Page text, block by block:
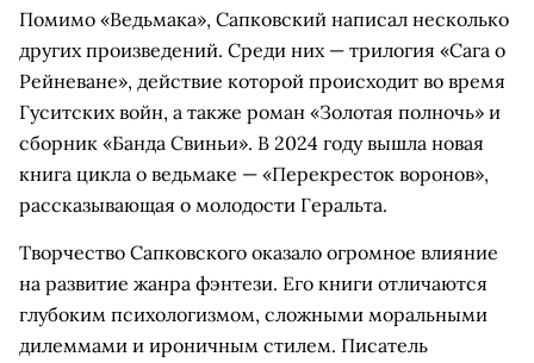
Помимо «Ведьмака», Сапковский написал несколько
других произведений. Среди них — трилогия «Сага о
Рейневане», действие которой происходит во время
Гуситских войн, а также роман «Золотая полночь» и
сборник «Банда Свиньи». В 2024 году вышла новая
книга цикла о ведьмаке — «Перекресток воронов»,
рассказывающая о молодости Геральта.
Творчество Сапковского оказало огромное влияние
на развитие жанра фэнтези. Его книги отличаются
глубоким психологизмом, сложными моральными
дилеммами и ироничным стилем. Писатель